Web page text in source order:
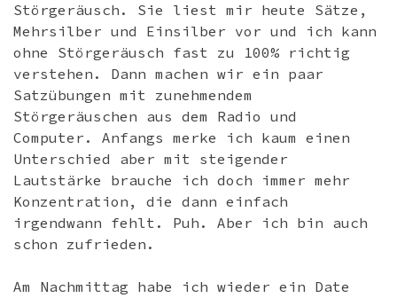
Störgeräusch. Sie liest mir heute Sätze,
Mehrsilber und Einsilber vor und ich kann
ohne Störgeräusch fast zu 100% richtig
verstehen. Dann machen wir ein paar
Satzübungen mit zunehmendem
Störgeräuschen aus dem Radio und
Computer. Anfangs merke ich kaum einen
Unterschied aber mit steigender
Lautstärke brauche ich doch immer mehr
Konzentration, die dann einfach
irgendwann fehlt. Puh. Aber ich bin auch
schon zufrieden.
Am Nachmittag habe ich wieder ein Date